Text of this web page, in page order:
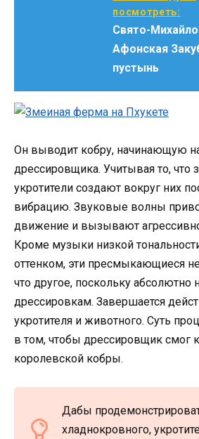
посмотреть:
Свято-
Афонская
пустынь
Он выводит кобру, начинающую
дрессировщика. Учитывая то, что
укротители создают вокруг них
вибрацию. Звуковые волны
движение и вызывают
Кроме музыки низкой
оттенком, эти пресмыкающиеся
что другое, поскольку абсолютно
дрессировкам. Завершается
укротителя и животного. Суть
в том, чтобы дрессировщик смог
королевской кобры.
Дабы
хладнокровного,